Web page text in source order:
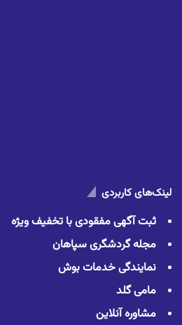
لینک‌های کاربردی
ثبت آگهی مفقودی با تخفیف ویژه
مجله گردشگری سپاهان
نمایندگی خدمات بوش
مامی گلد
مشاوره آنلاین